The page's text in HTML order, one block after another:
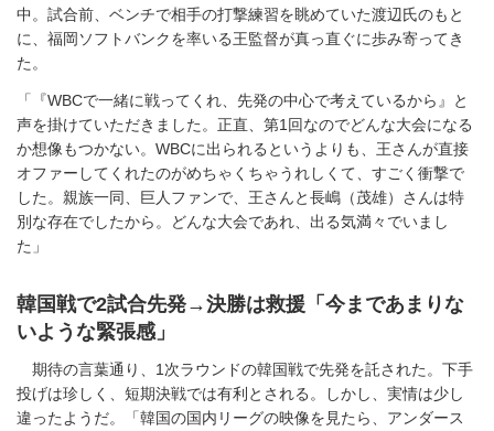
中。試合前、ベンチで相手の打撃練習を眺めていた渡辺氏のもと
に、福岡ソフトバンクを率いる王監督が真っ直ぐに歩み寄ってき
た。
「『WBCで一緒に戦ってくれ、先発の中心で考えているから』と
声を掛けていただきました。正直、第1回なのでどんな大会になる
か想像もつかない。WBCに出られるというよりも、王さんが直接
オファーしてくれたのがめちゃくちゃうれしくて、すごく衝撃で
した。親族一同、巨人ファンで、王さんと長嶋（茂雄）さんは特
別な存在でしたから。どんな大会であれ、出る気満々でいまし
た」
韓国戦で2試合先発→決勝は救援「今まであまりな
いような緊張感」
期待の言葉通り、1次ラウンドの韓国戦で先発を託された。下手
投げは珍しく、短期決戦では有利とされる。しかし、実情は少し
違ったようだ。「韓国の国内リーグの映像を見たら、アンダース